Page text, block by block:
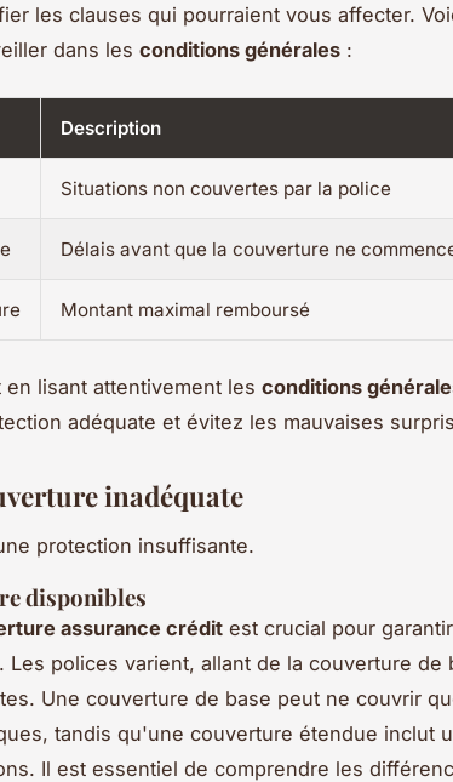
les clauses qui pourraient vous affecter.
dans les conditions générales :
Description
Situations non couvertes par la police
Délais avant que la couverture ne
Montant maximal remboursé
lisant attentivement les conditions
adéquate et évitez les mauvaises
inadéquate
protection insuffisante.
disponibles
assurance crédit est crucial pour
Les polices varient, allant de la couverture de
Une couverture de base peut ne couvrir
tandis qu'une couverture étendue inclut
Il est essentiel de comprendre les